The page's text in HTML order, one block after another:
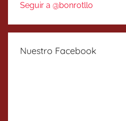
Seguir a @bonrotllo
Nuestro Facebook